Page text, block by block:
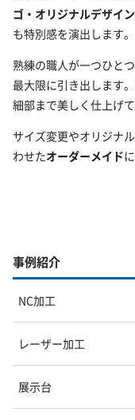
ゴ・オリジナルデザイン
も特別感を演出します。
熟練の職人が一つひと
最大限に引き出します
細部まで美しく仕上げて
サイズ変更やオリジナ
わせたオーダーメイド
事例紹介
NC加工
レーザー加工
展示台